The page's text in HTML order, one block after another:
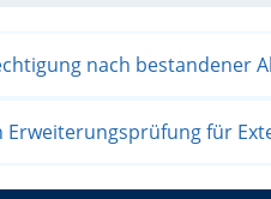
nach bestandener
Erweiterungsprüfung für